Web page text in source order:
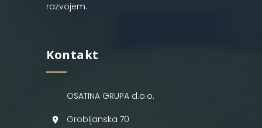
razvojem.
Kontakt
OSATINA GRUPA d.o.o.
Grobljanska 70